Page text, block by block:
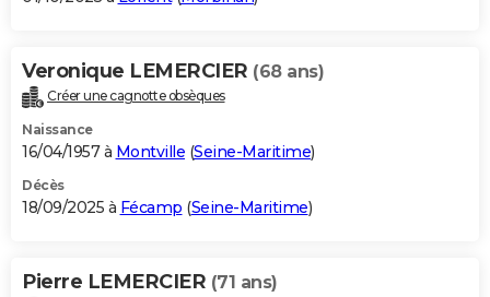
Veronique LEMERCIER (68 ans)
Créer une cagnotte obsèques
Naissance
16/04/1957 à Montville (Seine-Maritime)
Décès
18/09/2025 à Fécamp (Seine-Maritime)
Pierre LEMERCIER (71 ans)